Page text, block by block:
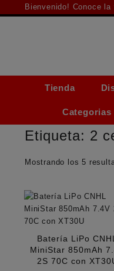
al
Bienvenido! Conoce
Tienda
Categorias
Etiqueta: 2
Mostrando los 5
Batería LiPo CNHL
MiniStar 850mAh
2S 70C con